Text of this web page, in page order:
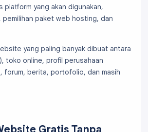
platform yang akan digunakan,
pemilihan paket web hosting, dan
yang paling banyak dibuat antara
toko online, profil perusahaan
forum, berita, portofolio, dan masih